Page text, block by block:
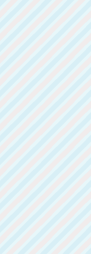
図書館リンク集
イベント・ワークショップ開